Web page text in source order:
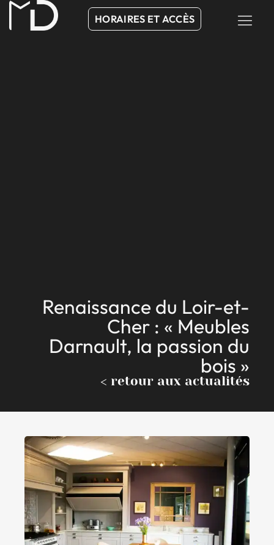
HORAIRES ET ACCÈS
Renaissance du Loir-et-
Cher : « Meubles
Darnault, la passion du
bois »
< retour aux actualités